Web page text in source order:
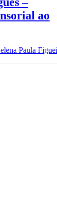
ao
Paula